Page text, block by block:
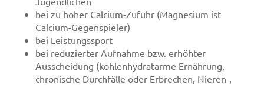
bei zu hoher Calcium-Zufuhr (Magnesium ist
Calcium-Gegenspieler)
bei Leistungssport
bei reduzierter Aufnahme bzw. erhöhter
Ausscheidung (kohlenhydratarme Ernährung,
chronische Durchfälle oder Erbrechen, Nieren-,